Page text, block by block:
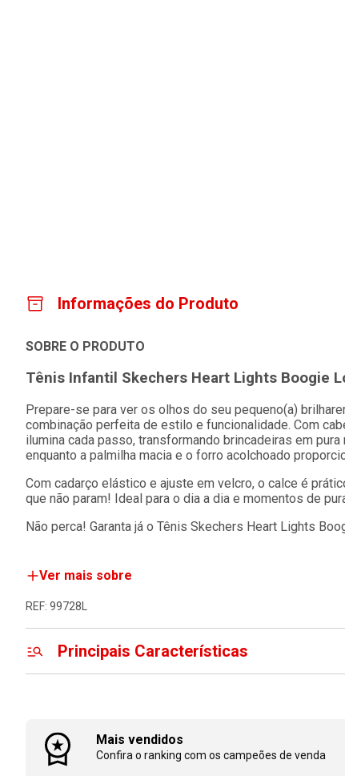
Informações do Produto
SOBRE O PRODUTO
Tênis Infantil Skechers Heart Lights Boogie
Prepare-se para ver os olhos do seu pequeno(a)
combinação perfeita de estilo e funcionalidade. Com
ilumina cada passo, transformando brincadeiras em
enquanto a palmilha macia e o forro acolchoado
Com cadarço elástico e ajuste em velcro, o calce é
que não param! Ideal para o dia a dia e momentos de
Não perca! Garanta já o Tênis Skechers Heart Lights
Ver mais sobre
REF: 99728L
Principais Características
Mais vendidos
Confira o ranking com os campeões de venda